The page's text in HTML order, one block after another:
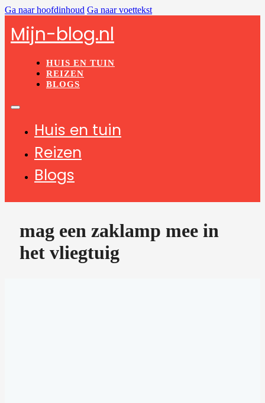
Ga naar hoofdinhoud Ga naar voettekst
Mijn-blog.nl
HUIS EN TUIN
REIZEN
BLOGS
Huis en tuin
Reizen
Blogs
mag een zaklamp mee in
het vliegtuig